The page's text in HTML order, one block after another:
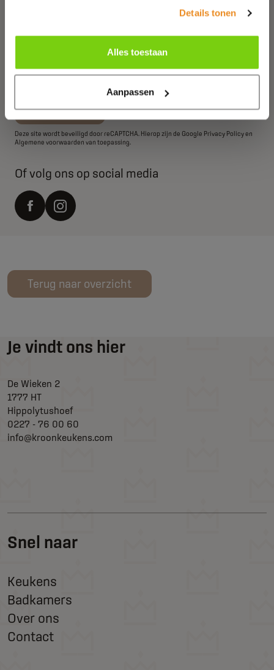
Details tonen
Alles toestaan
Aanpassen
E-mailadres*
Ik ga akkoord met deprivacyverklaring
Versturen
Deze site wordt beveiligd door reCAPTCHA. Hierop zijn de Google Privacy Policyen
Algemene voorwaarden van toepassing.
Of volg ons op social media
Terug naar overzicht
Snel naar
Keukens
Badkamers
Over ons
Contact
Je vindt ons hier
De Wieken 2
1777 HT
Hippolytushoef
0227 - 76 00 60
info@kroonkeukens.com